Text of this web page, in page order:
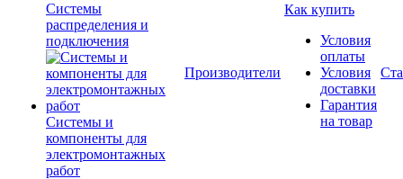
Системы
распределения и
подключения
Системы и
компоненты для
электромонтажных
работ
Производители
Как купить
Условия
оплаты
Условия
доставки
Гарантия
на товар